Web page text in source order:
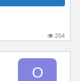
204
O